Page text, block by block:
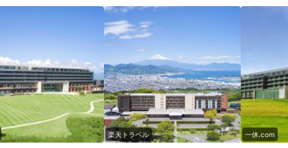
楽天トラベル 一休.com